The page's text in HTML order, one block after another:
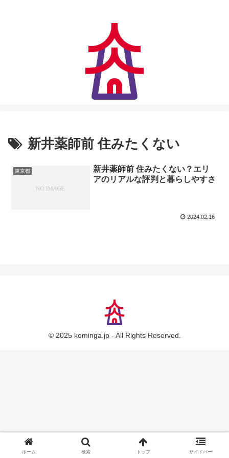
新井薬師前 住みたくない
東京都
新井薬師前 住みたくない？エリ
アのリアルな評判と暮らしやすさ
2024.02.16
© 2025 kominga.jp - All Rights Reserved.
ホーム 検索 トップ サイドバー